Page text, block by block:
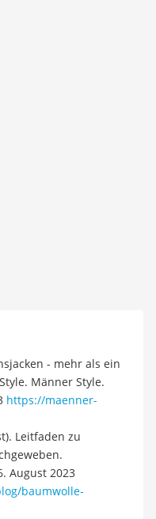
- mehr als ein
Männer Style.
https://maenner-
Leitfaden zu
August 2023
baumwolle-